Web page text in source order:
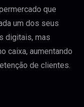
que
um dos seus
digitais, mas
caixa, aumentando
de clientes.